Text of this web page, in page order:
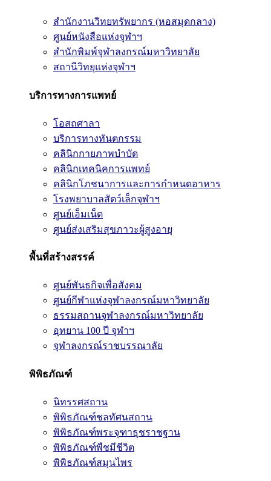
สำนักงานวิทยทรัพยากร (หอสมุดกลาง)
ศูนย์หนังสือแห่งจุฬาฯ
สำนักพิมพ์จุฬาลงกรณ์มหาวิทยาลัย
สถานีวิทยุแห่งจุฬาฯ
บริการทางการแพทย์
โอสถศาลา
บริการทางทันตกรรม
คลินิกกายภาพบำบัด
คลินิกเทคนิคการแพทย์
คลินิกโภชนาการและการกำหนดอาหาร
โรงพยาบาลสัตว์เล็กจุฬาฯ
ศูนย์เอ็มเน็ต
ศูนย์ส่งเสริมสุขภาวะผู้สูงอายุ
พื้นที่สร้างสรรค์
ศูนย์พันธกิจเพื่อสังคม
ศูนย์กีฬาแห่งจุฬาลงกรณ์มหาวิทยาลัย
ธรรมสถานจุฬาลงกรณ์มหาวิทยาลัย
อุทยาน 100 ปี จุฬาฯ
จุฬาลงกรณ์ราชบรรณาลัย
พิพิธภัณฑ์
นิทรรศสถาน
พิพิธภัณฑ์ชลทัศนสถาน
พิพิธภัณฑ์พระจุฑาธุชราชฐาน
พิพิธภัณฑ์พืชมีชีวิต
พิพิธภัณฑ์สมุนไพร